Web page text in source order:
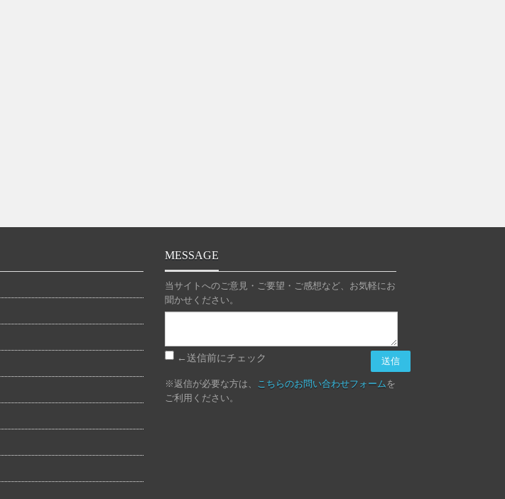
MESSAGE
当サイトへのご意見・ご要望・ご感想など、お気軽にお
聞かせください。
←送信前にチェック
※返信が必要な方は、 こちらのお問い合わせフォームを
ご利用ください。